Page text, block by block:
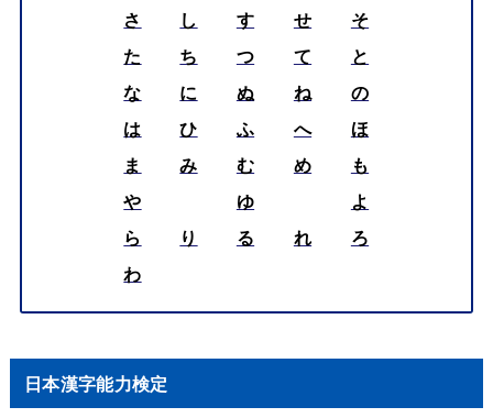
さ
し す せ
そ
た
ち つ て
と
な
に ぬ ね
の
は
ひ ふ へ
ほ
ま
み む め
も
や
ゆ
よ
ら
り る れ
ろ
わ
日本漢字能力検定